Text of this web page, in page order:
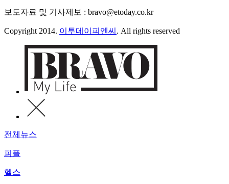
보도자료 및 기사제보 : bravo@etoday.co.kr
Copyright 2014. 이투데이피엔씨 . All rights reserved
전체뉴스
피플
헬스